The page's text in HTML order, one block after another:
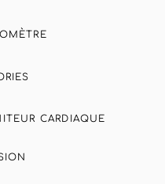
CARDIAQUE